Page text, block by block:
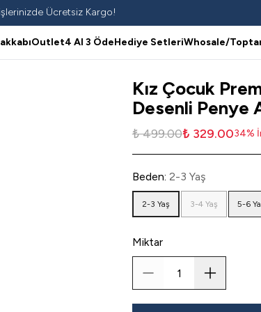
Ücretsiz Kargo!
Outlet4 Al 3 ÖdeHediye SetleriWhosale/
Kız Çocuk
Desenli Penye
₺ 499.00₺ 329.0034%
Beden: 2-3 Yaş
2-3 Yaş 3-4 Yaş 5-6
Miktar